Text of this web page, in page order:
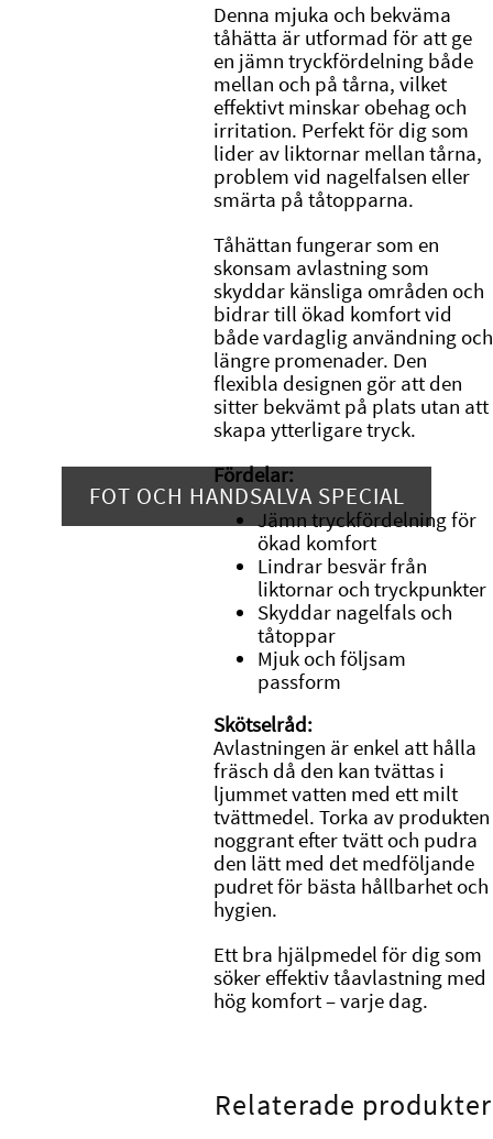
Denna mjuka och bekväma
tåhätta är utformad för att ge
en jämn tryckfördelning både
mellan och på tårna, vilket
effektivt minskar obehag och
irritation. Perfekt för dig som
lider av liktornar mellan tårna,
problem vid nagelfalsen eller
smärta på tåtopparna.
Tåhättan fungerar som en
skonsam avlastning som
skyddar känsliga områden och
bidrar till ökad komfort vid
både vardaglig användning och
längre promenader. Den
flexibla designen gör att den
sitter bekvämt på plats utan att
skapa ytterligare tryck.
Fördelar:
Jämn tryckfördelning för
ökad komfort
Lindrar besvär från
liktornar och tryckpunkter
Skyddar nagelfals och
tåtoppar
Mjuk och följsam
passform
Skötselråd:
Avlastningen är enkel att hålla
fräsch då den kan tvättas i
ljummet vatten med ett milt
tvättmedel. Torka av produkten
noggrant efter tvätt och pudra
den lätt med det medföljande
pudret för bästa hållbarhet och
hygien.
Ett bra hjälpmedel för dig som
söker effektiv tåavlastning med
hög komfort – varje dag.
Relaterade produkter
FOT OCH HANDSALVA SPECIAL